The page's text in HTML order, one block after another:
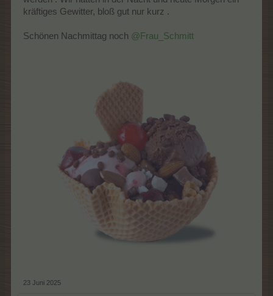
kräftiges Gewitter, bloß gut nur kurz .
Schönen Nachmittag noch @Frau_Schmitt
23 Juni 2025